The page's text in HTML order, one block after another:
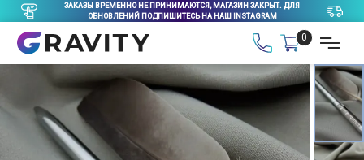
ЗАКАЗЫ ВРЕМЕННО НЕ ПРИНИМАЮТСЯ, МАГАЗИН ЗАКРЫТ. ДЛЯ
ОБНОВЛЕНИЙ ПОДПИШИТЕСЬ НА НАШ INSTAGRAM
0